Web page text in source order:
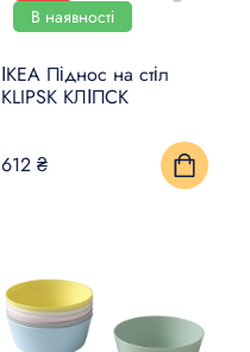
В наявності
ІКЕА Піднос на стіл
KLIPSK КЛІПСК
612 ₴